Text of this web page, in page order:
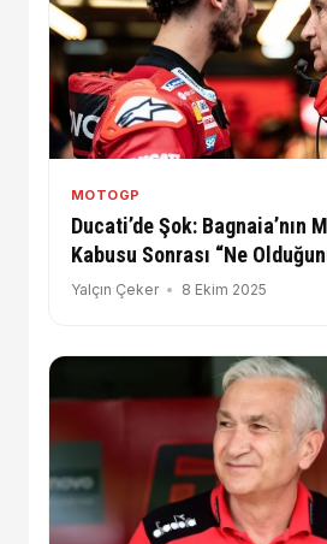
MOTOGP
Ducati’de Şok: Bagnaia’nın
Kabusu Sonrası “Ne
Yalçın Çeker 8 Ekim 2025